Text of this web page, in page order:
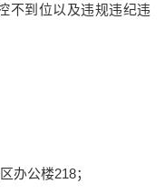
不到位以及违规违纪违
办公楼218；